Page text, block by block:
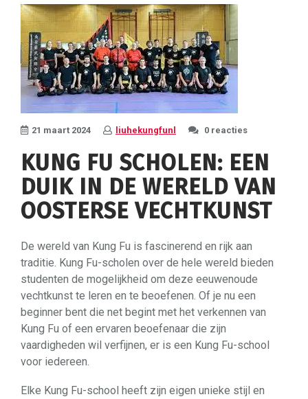
21 maart 2024 liuhekungfunl 0 reacties
KUNG FU SCHOLEN: EEN
DUIK IN DE WERELD VAN
OOSTERSE VECHTKUNST
De wereld van Kung Fu is fascinerend en rijk aan
traditie. Kung Fu-scholen over de hele wereld bieden
studenten de mogelijkheid om deze eeuwenoude
vechtkunst te leren en te beoefenen. Of je nu een
beginner bent die net begint met het verkennen van
Kung Fu of een ervaren beoefenaar die zijn
vaardigheden wil verfijnen, er is een Kung Fu-school
voor iedereen.
Elke Kung Fu-school heeft zijn eigen unieke stijl en